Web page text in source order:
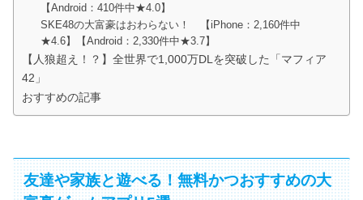
【Android：410件中★4.0】
SKE48の大富豪はおわらない！ 【iPhone：2,160件中
★4.6】【Android：2,330件中★3.7】
【人狼超え！？】全世界で1,000万DLを突破した「マフィア
42」
おすすめの記事
友達や家族と遊べる！無料かつおすすめの大